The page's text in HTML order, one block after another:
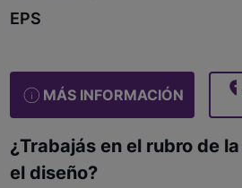
EPS
MÁS INFORMACIÓN
¿Trabajás en el rubro de
el diseño?